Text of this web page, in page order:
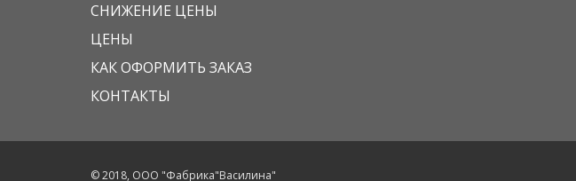
СНИЖЕНИЕ ЦЕНЫ
ЦЕНЫ
КАК ОФОРМИТЬ ЗАКАЗ
КОНТАКТЫ
© 2018, ООО "Фабрика"Василина"